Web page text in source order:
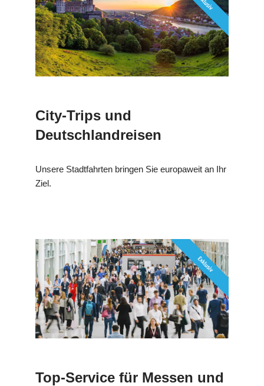
City-Trips und
Deutschlandreisen
Unsere Stadtfahrten bringen Sie europaweit an Ihr
Ziel.
Top-Service für Messen und